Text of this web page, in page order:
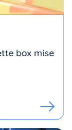
box mise